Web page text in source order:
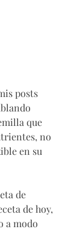
posts
que
no
en su
de
de hoy,
a modo